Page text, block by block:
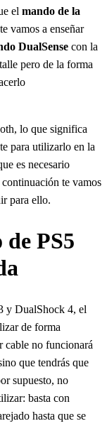
el mando de la
vamos a enseñar
DualSense con la
pero de la forma
lo que significa
para utilizarlo en la
es necesario
te vamos
para ello.
PS5
y DualShock 4, el
de forma
cable no funcionará
que tendrás que
supuesto, no
basta con
hasta que se